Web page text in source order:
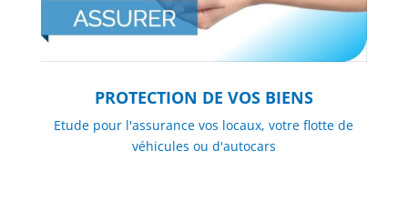
PROTECTION DE VOS BIENS
Etude pour l'assurance vos locaux, votre flotte de
véhicules ou d'autocars